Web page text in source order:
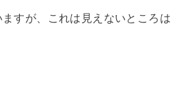
すが、これは見えないところは